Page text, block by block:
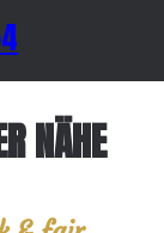
NÄHE